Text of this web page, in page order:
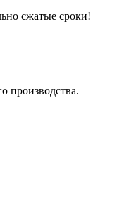
сжатые сроки!
производства.